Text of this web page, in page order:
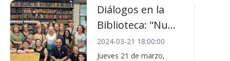
Diálogos en la
Biblioteca: "Nu...
2024-03-21 18:00:00
Jueves 21 de marzo,